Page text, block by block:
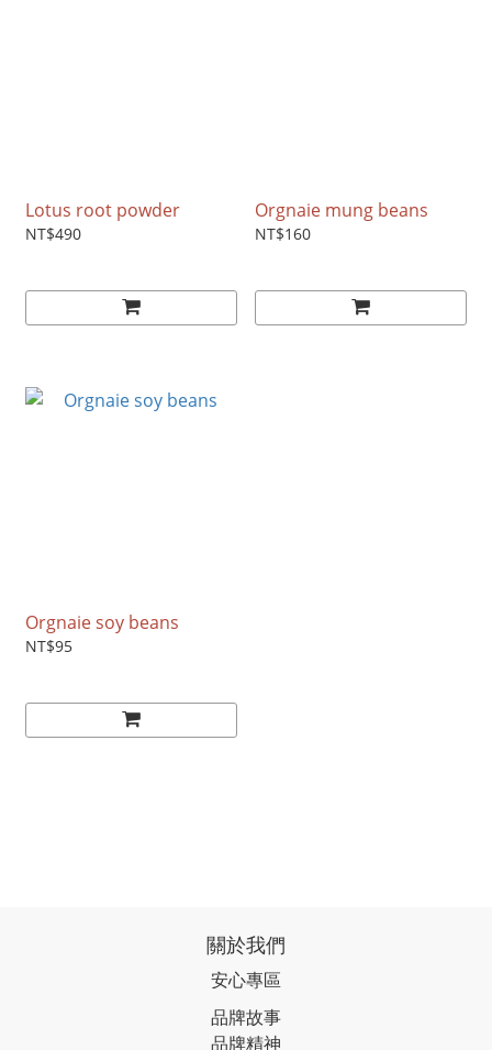
Lotus root powder
NT$490
Orgnaie mung beans
NT$160
Orgnaie soy beans
NT$95
關於我們
安心專區
品牌故事
品牌精神